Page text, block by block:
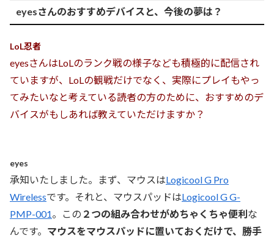
eyesさんのおすすめデバイスと、今後の夢は？
LoL忍者
eyesさんはLoLのランク戦の様子なども積極的に配信され
ていますが、LoLの観戦だけでなく、実際にプレイもやっ
てみたいなと考えている読者の方のために、おすすめのデ
バイスがもしあれば教えていただけますか？
eyes
承知いたしました。まず、マウスはLogicool G Pro
Wirelessです。それと、マウスパッドはLogicool G G-
PMP-001。この ２つの組み合わせがめちゃくちゃ便利な
んです。 マウスをマウスパッドに置いておくだけで、勝手